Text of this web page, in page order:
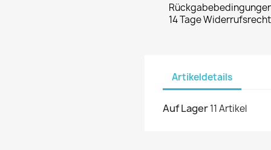
14 Tage
Artikeldetails
Auf Lager11 Artikel